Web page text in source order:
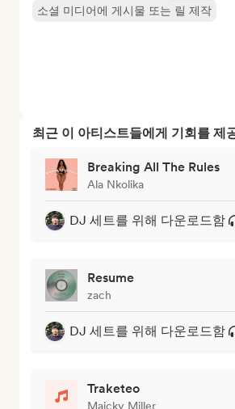
소셜 미디어에 게시물 또는 릴 제작
최근 이 아티스트들에게 기회를 제
Breaking All The Rules
Ala Nkolika
DJ 세트를 위해 다운로드함
Resume
zach
DJ 세트를 위해 다운로드함
Traketeo
Maicky Miller